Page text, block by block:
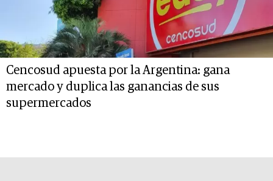
Cencosud apuesta por la Argentina: gana
mercado y duplica las ganancias de sus
supermercados